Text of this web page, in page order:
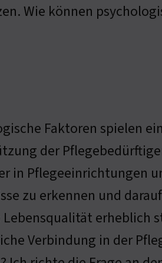
Wie können
Faktoren spielen
der
in Pflegeeinrichtungen
zu erkennen und
erheblich
Verbindung in der